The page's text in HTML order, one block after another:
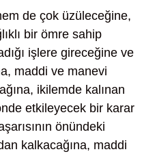
de çok üzüleceğine,
bir ömre sahip
işlere gireceğine ve
maddi ve manevi
ikilemde kalınan
etkileyecek bir karar
önündeki
kalkacağına, maddi